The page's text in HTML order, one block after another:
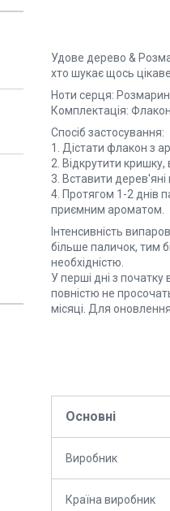
Удове дерево &
хто шукає щось
Ноти серця:
Комплектація:
Спосіб застосування:
1. Дістати флакон з
2. Відкрутити кришку,
3. Вставити
4. Протягом 1-2 днів
приємним ароматом.
Інтенсивність
більше паличок, тим
необхідністю.
У перші дні з
повністю не
місяці. Для
Основні
Виробник
Країна виробник